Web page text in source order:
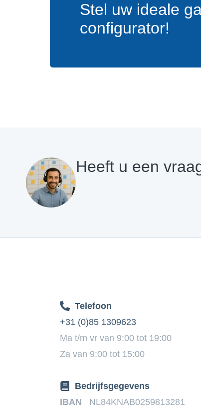
Stel uw ideale
configurator!
Heeft u een
Telefoon
+31 (0)85 1309623
Ma t/m vr van 9:00 tot 19:00
Za van 9:00 tot 15:00
Bedrijfsgegevens
IBAN NL84KNAB0259813281